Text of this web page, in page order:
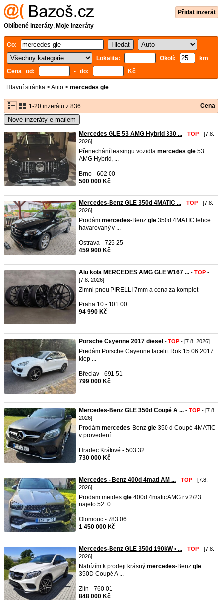
Přidat inzerát
Oblíbené inzeráty, Moje inzeráty
Co:
Lokalita:
Okolí:
km
Cena od:
- do: Kč
Hlavní stránka >Auto > mercedes gle
1-20 inzerátů z 836 Cena
Nové inzeráty e-mailem
Mercedes GLE 53 AMG Hybrid 330 ... - TOP - [7.8.
2026]
Přenechání leasingu vozidla mercedes gle 53
AMG Hybrid, ...
Brno - 602 00
500 000 Kč
Mercedes-Benz GLE 350d 4MATIC ... - TOP - [7.8.
2026]
Prodám mercedes-Benz gle 350d 4MATIC lehce
havarovaný v ...
Ostrava - 725 25
459 900 Kč
Alu kola MERCEDES AMG GLE W167 ... - TOP -
[7.8. 2026]
Zimni pneu PIRELLI 7mm a cena za komplet
Praha 10 - 101 00
94 990 Kč
Porsche Cayenne 2017 diesel - TOP - [7.8. 2026]
Predám Porsche Cayenne facelift Rok 15.06.2017
klep ...
Břeclav - 691 51
799 000 Kč
Mercedes-Benz GLE 350d Coupé A ... - TOP - [7.8.
2026]
Prodám mercedes-Benz gle 350 d Coupé 4MATIC
v provedení ...
Hradec Králové - 503 32
730 000 Kč
Mercedes - Benz 400d 4mati AM ... - TOP - [7.8.
2026]
Prodam merdes gle 400d 4matic AMG.r.v.2/23
najeto 52. 0 ...
Olomouc - 783 06
1 450 000 Kč
Mercedes-Benz GLE 350d 190kW • ... - TOP - [7.8.
2026]
Nabízím k prodeji krásný mercedes-Benz gle
350D Coupé A ...
Zlín - 760 01
848 000 Kč